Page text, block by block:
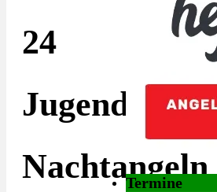
24
Jugend
Nachtangeln
Termine